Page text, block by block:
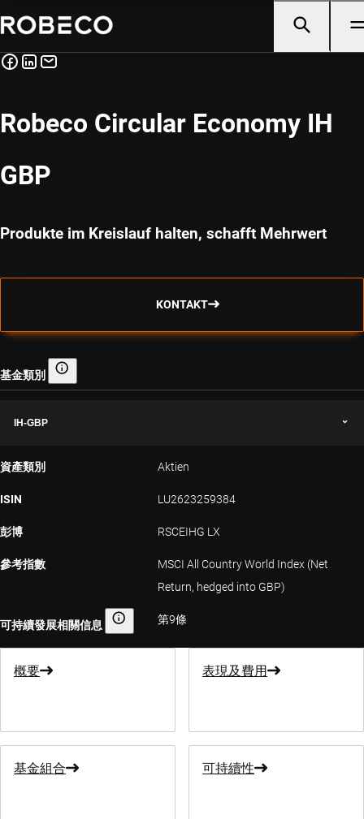
Robeco Circular Economy IH
GBP
Produkte im Kreislauf halten, schafft Mehrwert
KONTAKT
基金類別 基金類別
IH-GBP
資產類別 Aktien
ISIN LU2623259384
彭博 RSCEIHG LX
參考指數
MSCI All Country World Index (Net
Return, hedged into GBP)
可持續發展相關信息 可持續發展相關信息
第9條
概要 表現及費用
基金組合 可持續性